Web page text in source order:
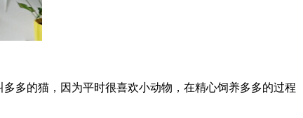
多的猫，因为平时很喜欢小动物，在精心饲养多多的过程